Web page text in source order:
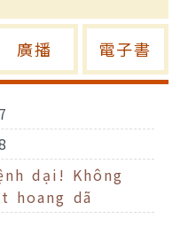
廣播 電子書
dại! Không
hoang dã